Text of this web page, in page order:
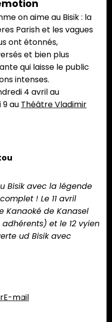
on aime au Bisik : la
Parish et les vagues
ont étonnés,
et bien plus
qui laisse le public
intenses.
4 avril au
au Théâtre Vladimir
Bisik avec la légende
! Le 11 avril
Kanaoké de Kanasel
et le 12 vyien
ud Bisik avec
E-mail